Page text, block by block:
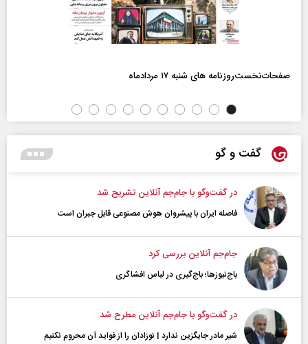
صفحات‌نخست‌روزنامه ها‌ی شنبه ۱۷ مردادماه
گفت و گو
در گفت‌و‌گو با جام‌جم آنلاین تشریح شد
فاصله ایران با پیشرو‌ان هوش مصنوعی قابل جبران است
جام‌جم آنلاین بررسی کرد
باج‌نیوزها؛ باج‌گیری در لباس افشاگری
در گفت‌و‌گو با جام‌جم آنلاین مطرح شد
شیر مادر جایگزین ندارد | نوزادان را از فواید آن محروم نکنیم